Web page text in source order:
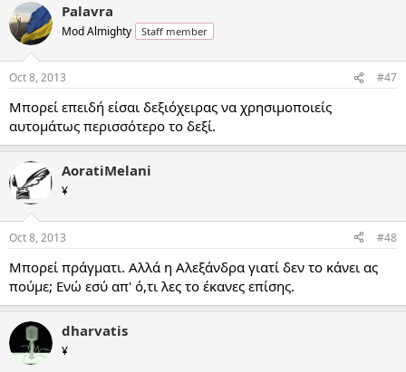
Palavra
Mod Almighty Staff member
Oct 8, 2013 #47
Μπορεί επειδή είσαι δεξιόχειρας να χρησιμοποιείς
αυτομάτως περισσότερο το δεξί.
AoratiMelani
¥
Oct 8, 2013 #48
Μπορεί πράγματι. Αλλά η Αλεξάνδρα γιατί δεν το κάνει ας
πούμε; Ενώ εσύ απ' ό,τι λες το έκανες επίσης.
dharvatis
¥